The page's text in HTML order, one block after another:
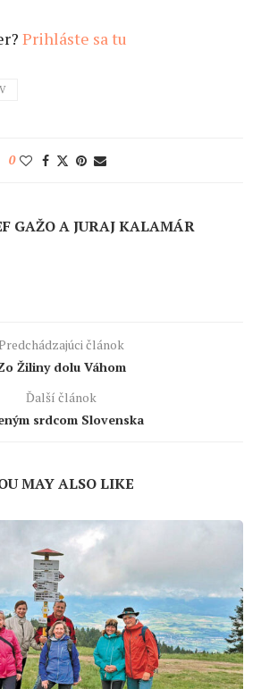
Prihláste sa tu
0
GAŽO A JURAJ KALAMÁR
článok
Žiliny dolu Váhom
Ďalší článok
srdcom Slovenska
MAY ALSO LIKE